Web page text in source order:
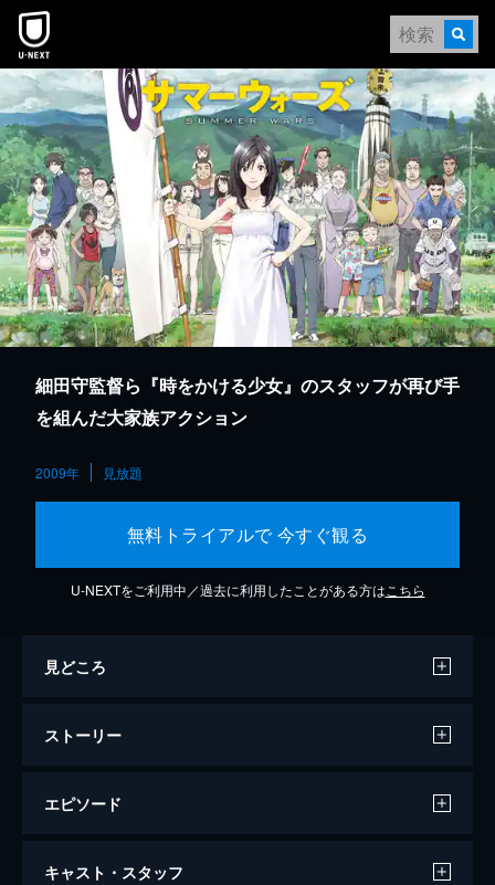
本文へスキップ
細田守監督ら『時をかける少女』のスタッフが再び手
を組んだ大家族アクション
2009年 見放題
無料トライアルで 今すぐ観る
U-NEXTをご利用中／過去に利用したことがある方は こちら
見どころ
ストーリー
エピソード
サマーウォーズ
キャスト・スタッフ